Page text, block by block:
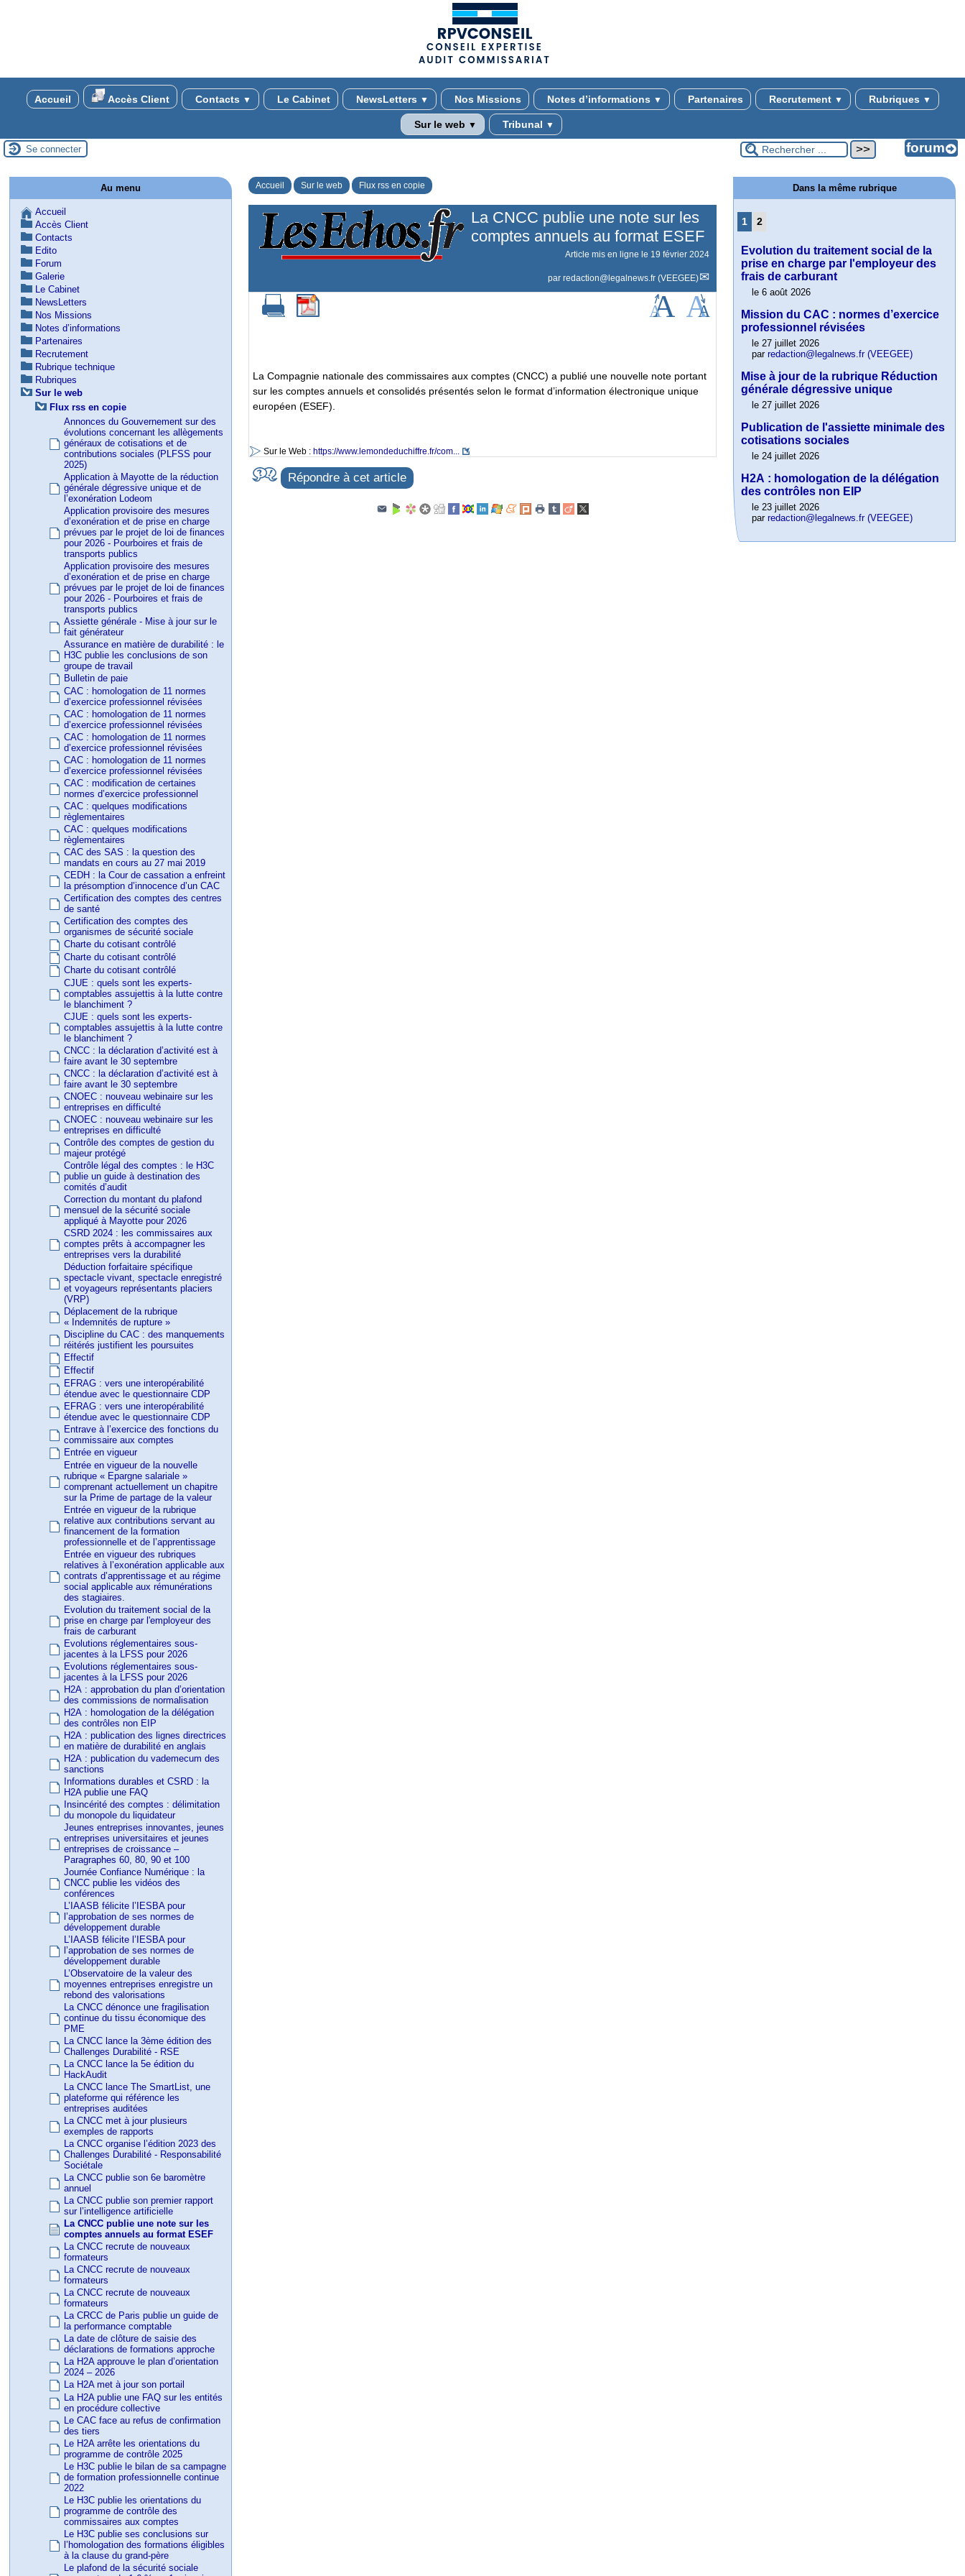
Accueil Accès Client Contacts ▼ Le Cabinet NewsLetters ▼ Nos Missions Notes d’informations ▼ Partenaires Recrutement ▼ Rubriques ▼
Sur le web ▼ Tribunal ▼
Se connecter
Accueil Sur le web Flux rss en copie
La CNCC publie une note sur les
comptes annuels au format ESEF
Article mis en ligne le 19 février 2024
par redaction@legalnews.fr (VEEGEE)
La Compagnie nationale des commissaires aux comptes (CNCC) a publié une nouvelle note portant
sur les comptes annuels et consolidés présentés selon le format d’information électronique unique
européen (ESEF).
Sur le Web : https://www.lemondeduchiffre.fr/com...
Répondre à cet article
Au menu
Accueil
Accès Client
Contacts
Edito
Forum
Galerie
Le Cabinet
NewsLetters
Nos Missions
Notes d’informations
Partenaires
Recrutement
Rubrique technique
Rubriques
Sur le web
Flux rss en copie
Annonces du Gouvernement sur des
évolutions concernant les allègements
généraux de cotisations et de
contributions sociales (PLFSS pour
2025)
Application à Mayotte de la réduction
générale dégressive unique et de
l’exonération Lodeom
Application provisoire des mesures
d’exonération et de prise en charge
prévues par le projet de loi de finances
pour 2026 - Pourboires et frais de
transports publics
Application provisoire des mesures
d’exonération et de prise en charge
prévues par le projet de loi de finances
pour 2026 - Pourboires et frais de
transports publics
Assiette générale - Mise à jour sur le
fait générateur
Assurance en matière de durabilité : le
H3C publie les conclusions de son
groupe de travail
Bulletin de paie
CAC : homologation de 11 normes
d’exercice professionnel révisées
CAC : homologation de 11 normes
d’exercice professionnel révisées
CAC : homologation de 11 normes
d’exercice professionnel révisées
CAC : homologation de 11 normes
d’exercice professionnel révisées
CAC : modification de certaines
normes d’exercice professionnel
CAC : quelques modifications
règlementaires
CAC : quelques modifications
règlementaires
CAC des SAS : la question des
mandats en cours au 27 mai 2019
CEDH : la Cour de cassation a enfreint
la présomption d’innocence d’un CAC
Certification des comptes des centres
de santé
Certification des comptes des
organismes de sécurité sociale
Charte du cotisant contrôlé
Charte du cotisant contrôlé
Charte du cotisant contrôlé
CJUE : quels sont les experts-
comptables assujettis à la lutte contre
le blanchiment ?
CJUE : quels sont les experts-
comptables assujettis à la lutte contre
le blanchiment ?
CNCC : la déclaration d’activité est à
faire avant le 30 septembre
CNCC : la déclaration d’activité est à
faire avant le 30 septembre
CNOEC : nouveau webinaire sur les
entreprises en difficulté
CNOEC : nouveau webinaire sur les
entreprises en difficulté
Contrôle des comptes de gestion du
majeur protégé
Contrôle légal des comptes : le H3C
publie un guide à destination des
comités d’audit
Correction du montant du plafond
mensuel de la sécurité sociale
appliqué à Mayotte pour 2026
CSRD 2024 : les commissaires aux
comptes prêts à accompagner les
entreprises vers la durabilité
Déduction forfaitaire spécifique
spectacle vivant, spectacle enregistré
et voyageurs représentants placiers
(VRP)
Déplacement de la rubrique
« Indemnités de rupture »
Discipline du CAC : des manquements
réitérés justifient les poursuites
Effectif
Effectif
EFRAG : vers une interopérabilité
étendue avec le questionnaire CDP
EFRAG : vers une interopérabilité
étendue avec le questionnaire CDP
Entrave à l’exercice des fonctions du
commissaire aux comptes
Entrée en vigueur
Entrée en vigueur de la nouvelle
rubrique « Epargne salariale »
comprenant actuellement un chapitre
sur la Prime de partage de la valeur
Entrée en vigueur de la rubrique
relative aux contributions servant au
financement de la formation
professionnelle et de l’apprentissage
Entrée en vigueur des rubriques
relatives à l’exonération applicable aux
contrats d’apprentissage et au régime
social applicable aux rémunérations
des stagiaires.
Evolution du traitement social de la
prise en charge par l'employeur des
frais de carburant
Evolutions réglementaires sous-
jacentes à la LFSS pour 2026
Evolutions réglementaires sous-
jacentes à la LFSS pour 2026
H2A : approbation du plan d’orientation
des commissions de normalisation
H2A : homologation de la délégation
des contrôles non EIP
H2A : publication des lignes directrices
en matière de durabilité en anglais
H2A : publication du vademecum des
sanctions
Informations durables et CSRD : la
H2A publie une FAQ
Insincérité des comptes : délimitation
du monopole du liquidateur
Jeunes entreprises innovantes, jeunes
entreprises universitaires et jeunes
entreprises de croissance –
Paragraphes 60, 80, 90 et 100
Journée Confiance Numérique : la
CNCC publie les vidéos des
conférences
L’IAASB félicite l’IESBA pour
l’approbation de ses normes de
développement durable
L’IAASB félicite l’IESBA pour
l’approbation de ses normes de
développement durable
L’Observatoire de la valeur des
moyennes entreprises enregistre un
rebond des valorisations
La CNCC dénonce une fragilisation
continue du tissu économique des
PME
La CNCC lance la 3ème édition des
Challenges Durabilité - RSE
La CNCC lance la 5e édition du
HackAudit
La CNCC lance The SmartList, une
plateforme qui référence les
entreprises auditées
La CNCC met à jour plusieurs
exemples de rapports
La CNCC organise l’édition 2023 des
Challenges Durabilité - Responsabilité
Sociétale
La CNCC publie son 6e baromètre
annuel
La CNCC publie son premier rapport
sur l’intelligence artificielle
La CNCC publie une note sur les
comptes annuels au format ESEF
La CNCC recrute de nouveaux
formateurs
La CNCC recrute de nouveaux
formateurs
La CNCC recrute de nouveaux
formateurs
La CRCC de Paris publie un guide de
la performance comptable
La date de clôture de saisie des
déclarations de formations approche
La H2A approuve le plan d’orientation
2024 – 2026
La H2A met à jour son portail
La H2A publie une FAQ sur les entités
en procédure collective
Le CAC face au refus de confirmation
des tiers
Le H2A arrête les orientations du
programme de contrôle 2025
Le H3C publie le bilan de sa campagne
de formation professionnelle continue
2022
Le H3C publie les orientations du
programme de contrôle des
commissaires aux comptes
Le H3C publie ses conclusions sur
l’homologation des formations éligibles
à la clause du grand-père
Le plafond de la sécurité sociale
Dans la même rubrique
1 2
Evolution du traitement social de la
prise en charge par l'employeur des
frais de carburant
le 6 août 2026
Mission du CAC : normes d’exercice
professionnel révisées
le 27 juillet 2026
parredaction@legalnews.fr (VEEGEE)
Mise à jour de la rubrique Réduction
générale dégressive unique
le 27 juillet 2026
Publication de l'assiette minimale des
cotisations sociales
le 24 juillet 2026
H2A : homologation de la délégation
des contrôles non EIP
le 23 juillet 2026
parredaction@legalnews.fr (VEEGEE)